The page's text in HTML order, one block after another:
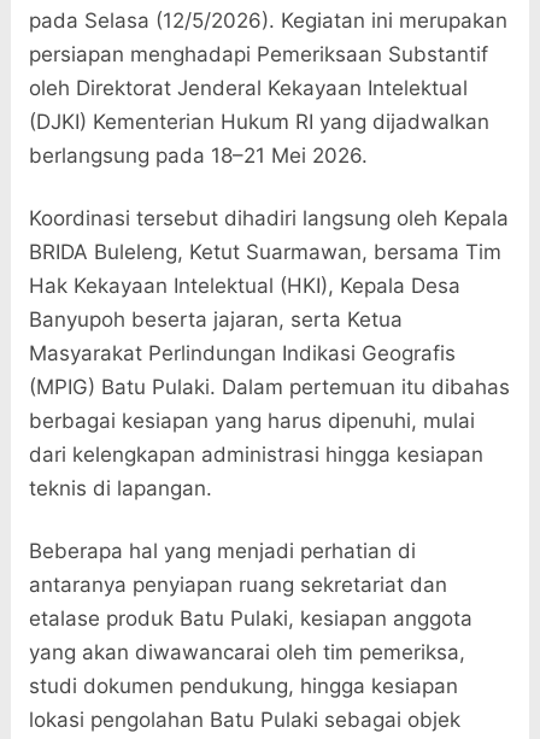
pada Selasa (12/5/2026). Kegiatan ini merupakan
persiapan menghadapi Pemeriksaan Substantif
oleh Direktorat Jenderal Kekayaan Intelektual
(DJKI) Kementerian Hukum RI yang dijadwalkan
berlangsung pada 18–21 Mei 2026.
Koordinasi tersebut dihadiri langsung oleh Kepala
BRIDA Buleleng, Ketut Suarmawan, bersama Tim
Hak Kekayaan Intelektual (HKI), Kepala Desa
Banyupoh beserta jajaran, serta Ketua
Masyarakat Perlindungan Indikasi Geografis
(MPIG) Batu Pulaki. Dalam pertemuan itu dibahas
berbagai kesiapan yang harus dipenuhi, mulai
dari kelengkapan administrasi hingga kesiapan
teknis di lapangan.
Beberapa hal yang menjadi perhatian di
antaranya penyiapan ruang sekretariat dan
etalase produk Batu Pulaki, kesiapan anggota
yang akan diwawancarai oleh tim pemeriksa,
studi dokumen pendukung, hingga kesiapan
lokasi pengolahan Batu Pulaki sebagai objek